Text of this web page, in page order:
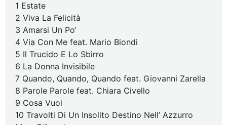
1 Estate
2 Viva La Felicità
3 Amarsi Un Po‘
4 Via Con Me feat. Mario Biondi
5 Il Trucido E Lo Sbirro
6 La Donna Invisibile
7 Quando, Quando, Quando feat. Giovanni Zarella
8 Parole Parole feat. Chiara Civello
9 Cosa Vuoi
10 Travolti Di Un Insolito Destino Nell’ Azzurro